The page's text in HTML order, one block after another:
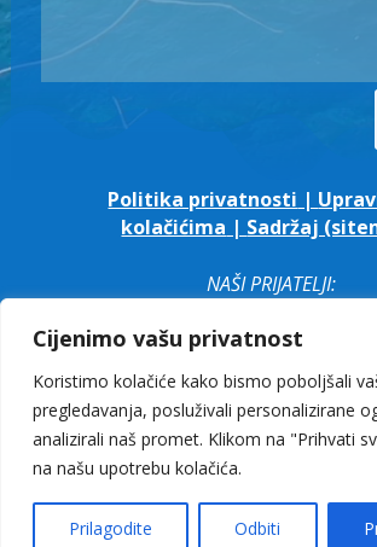
Cijenimo vašu privatnost
Koristimo kolačiće kako bismo poboljšali
pregledavanja, posluživali personalizirane
analizirali naš promet. Klikom na "Prihvati
na našu upotrebu kolačića.
Prilagodite Odbiti
Politika privatnosti |
kolačićima | Sadržaj
NAŠI PRIJATELJI:
Illyria Adventure - pustolovni
© 2026 IMI Ploče d.o.o.